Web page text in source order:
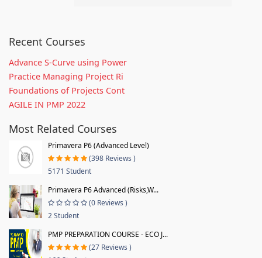
Recent Courses
Advance S-Curve using Power
Practice Managing Project Ri
Foundations of Projects Cont
AGILE IN PMP 2022
Most Related Courses
Primavera P6 (Advanced Level)
(398 Reviews )
5171 Student
Primavera P6 Advanced (Risks,W...
(0 Reviews )
2 Student
PMP PREPARATION COURSE - ECO J...
(27 Reviews )